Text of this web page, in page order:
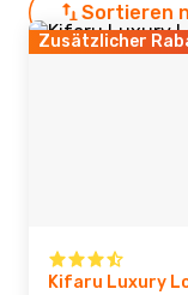
Sortieren
Zusätzlicher
Kifaru Luxury